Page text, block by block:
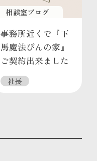
相談室ブログ
事務所近くで『下
馬魔法びんの家』
ご契約出来ました
社長